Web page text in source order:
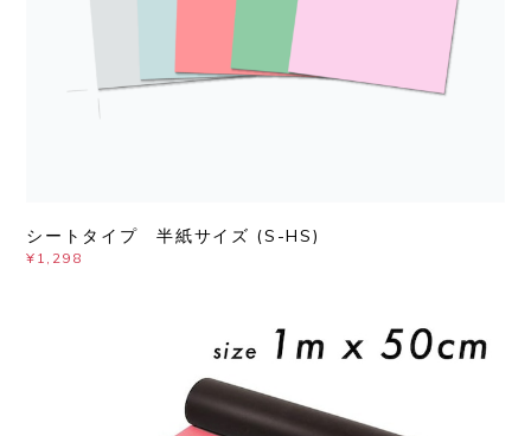
シートタイプ 半紙サイズ (S-HS)
¥1,298